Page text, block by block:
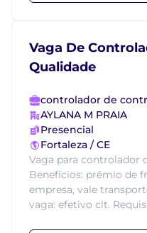
Vaga De
Qualidade
controlador de
AYLANA M PRAIA
Presencial
Fortaleza / CE
Vaga para controlador
Benefícios: prêmio de
empresa, vale
vaga: efetivo clt.